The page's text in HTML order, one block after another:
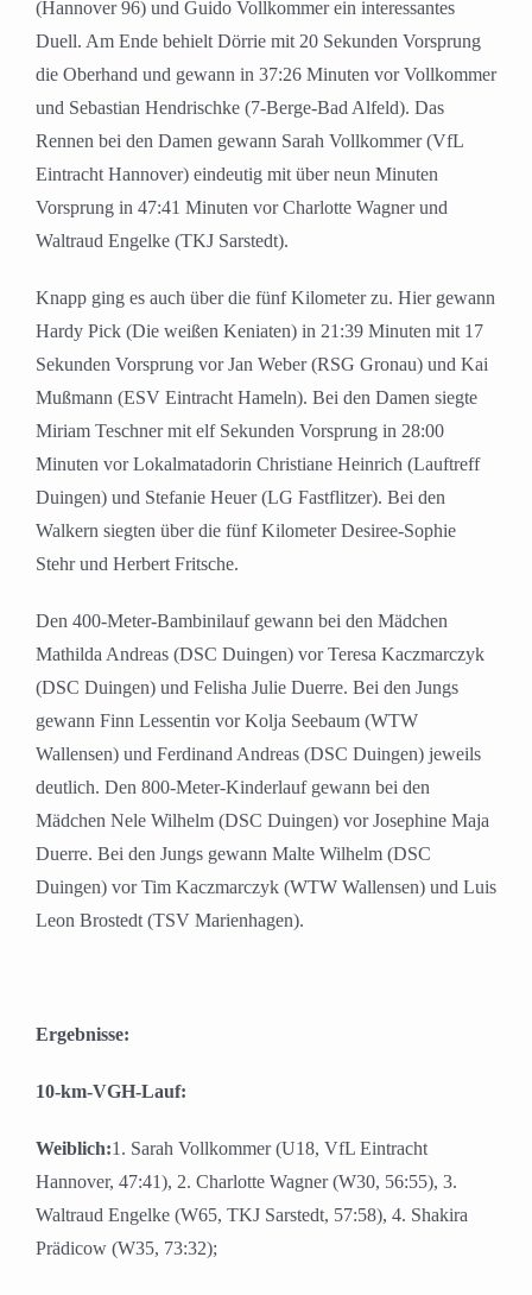
(Hannover 96) und Guido Vollkommer ein interessantes
Duell. Am Ende behielt Dörrie mit 20 Sekunden Vorsprung
die Oberhand und gewann in 37:26 Minuten vor Vollkommer
und Sebastian Hendrischke (7-Berge-Bad Alfeld). Das
Rennen bei den Damen gewann Sarah Vollkommer (VfL
Eintracht Hannover) eindeutig mit über neun Minuten
Vorsprung in 47:41 Minuten vor Charlotte Wagner und
Waltraud Engelke (TKJ Sarstedt).
Knapp ging es auch über die fünf Kilometer zu. Hier gewann
Hardy Pick (Die weißen Keniaten) in 21:39 Minuten mit 17
Sekunden Vorsprung vor Jan Weber (RSG Gronau) und Kai
Mußmann (ESV Eintracht Hameln). Bei den Damen siegte
Miriam Teschner mit elf Sekunden Vorsprung in 28:00
Minuten vor Lokalmatadorin Christiane Heinrich (Lauftreff
Duingen) und Stefanie Heuer (LG Fastflitzer). Bei den
Walkern siegten über die fünf Kilometer Desiree-Sophie
Stehr und Herbert Fritsche.
Den 400-Meter-Bambinilauf gewann bei den Mädchen
Mathilda Andreas (DSC Duingen) vor Teresa Kaczmarczyk
(DSC Duingen) und Felisha Julie Duerre. Bei den Jungs
gewann Finn Lessentin vor Kolja Seebaum (WTW
Wallensen) und Ferdinand Andreas (DSC Duingen) jeweils
deutlich. Den 800-Meter-Kinderlauf gewann bei den
Mädchen Nele Wilhelm (DSC Duingen) vor Josephine Maja
Duerre. Bei den Jungs gewann Malte Wilhelm (DSC
Duingen) vor Tim Kaczmarczyk (WTW Wallensen) und Luis
Leon Brostedt (TSV Marienhagen).
Ergebnisse:
10-km-VGH-Lauf:
Weiblich:1. Sarah Vollkommer (U18, VfL Eintracht
Hannover, 47:41), 2. Charlotte Wagner (W30, 56:55), 3.
Waltraud Engelke (W65, TKJ Sarstedt, 57:58), 4. Shakira
Prädicow (W35, 73:32);